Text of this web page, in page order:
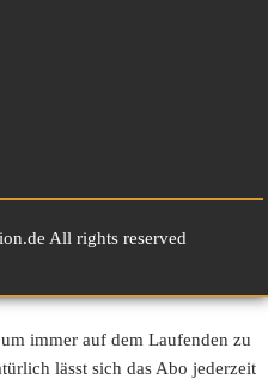
All rights reserved
immer auf dem Laufenden zu
lässt sich das Abo jederzeit